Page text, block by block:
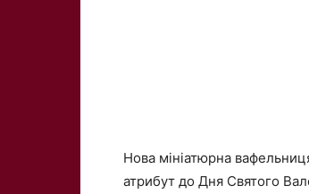
Нова мініатюрна
атрибут до Дня Святого